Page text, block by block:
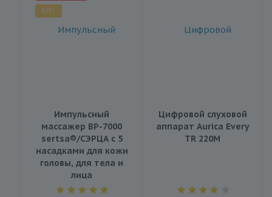
ХИТ
Импульсный
массажер BP-7000
sertsa®/СЭРЦА с 5
насадками для кожи
головы, для тела и
лица
Цифровой слуховой
аппарат Aurica Every
TR 220M